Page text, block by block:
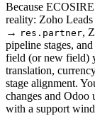
Because
reality: Zoho
→ res.partner,
pipeline stages,
field (or new field)
translation,
stage alignment.
changes and Odoo
with a support